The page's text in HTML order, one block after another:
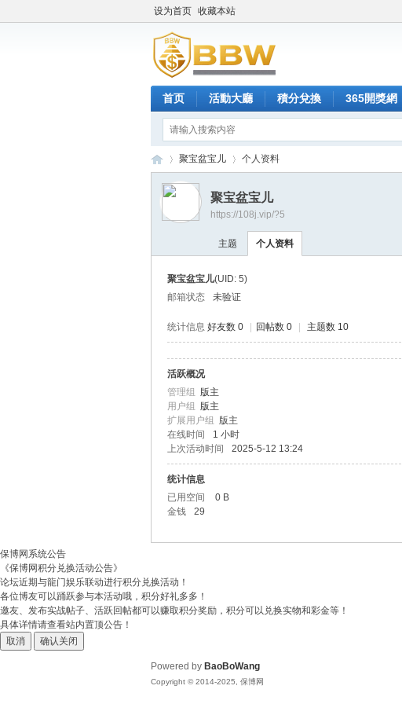
设为首页 收藏本站
首页 活動大廳 積分兌換 365開獎網
网
聚宝盆宝儿 个人资料
聚宝盆宝儿
https://108j.vip/?5
主题 个人资料
聚宝盆宝儿(UID: 5)
邮箱状态
未验证
统计信息 好友数 0 回帖数 0 主题数 10
活跃概况
管理组 版主
用户组 版主
扩展用户组
版主
在线时间
1 小时
上次活动时间
2025-5-12 13:24
统计信息
已用空间
0 B
金钱
29
保博网系统公告
《保博网积分兑换活动公告》
论坛近期与龍门娱乐联动进行积分兑换活动！
各位博友可以踊跃参与本活动哦，积分好礼多多！
邀友、发布实战帖子、活跃回帖都可以赚取积分奖励，积分可以兑换实物和彩金等！
具体详情请查看站内置顶公告！
取消
确认关闭
Powered by BaoBoWang
Copyright © 2014-2025, 保博网